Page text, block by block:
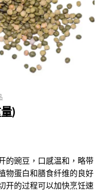
)
的豌豆，口感温和，略带
物蛋白和膳食纤维的良好
开的过程可以加快烹饪速